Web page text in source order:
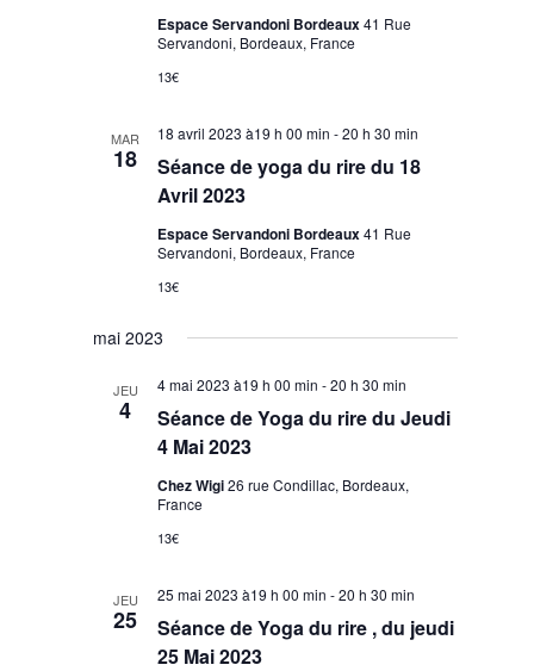
Espace Servandoni Bordeaux41 Rue
Servandoni, Bordeaux, France
13€
MAR
18
Séance de yoga du rire du 18
Avril 2023
18 avril 2023 à19 h 00 min -20 h 30 min
Espace Servandoni Bordeaux41 Rue
Servandoni, Bordeaux, France
13€
mai 2023
JEU
4
Séance de Yoga du rire du Jeudi
4 Mai 2023
4 mai 2023 à19 h 00 min -20 h 30 min
Chez Wigi26 rue Condillac, Bordeaux,
France
13€
JEU
25
Séance de Yoga du rire , du jeudi
25 Mai 2023
25 mai 2023 à19 h 00 min -20 h 30 min